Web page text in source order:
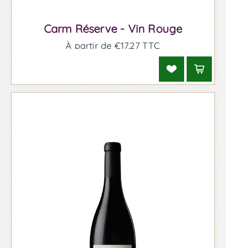
Carm Réserve - Vin Rouge
À partir de €17,27 TTC